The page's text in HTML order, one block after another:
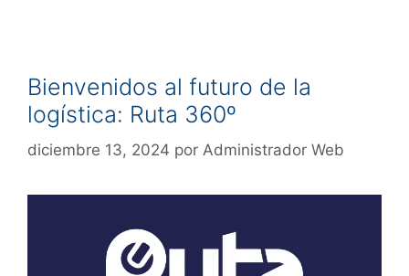
Bienvenidos al futuro de la
logística: Ruta 360º
diciembre 13, 2024 por Administrador Web